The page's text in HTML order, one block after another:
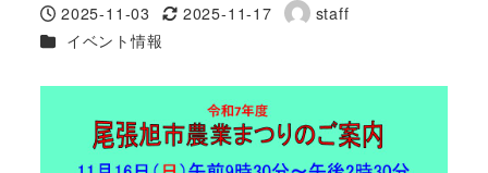
投稿日
2025-11-03
更新日
2025-11-17
著
staff
カテゴリー
イベント情報